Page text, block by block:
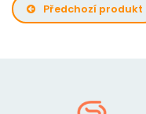
Předchozí produkt